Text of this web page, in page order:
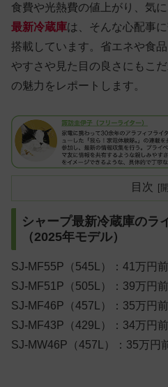
食費や光熱費の値上がり、気に
最新冷蔵庫は、そんな心配事
搭載しています。省エネや食
やすさや見た目の良さにもこ
の魅力をレポートします。
目次
シャープ最新冷蔵庫のラ
（2025年モデル）
SJ-MF55P（545L）：41万円
SJ-MF51P（505L）：39万円
SJ-MF46P（457L）：35万円
SJ-MF43P（429L）：34万円
SJ-MW46P（457L）：35万円